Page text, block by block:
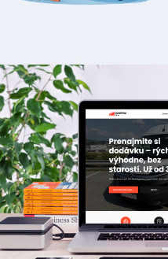
One page